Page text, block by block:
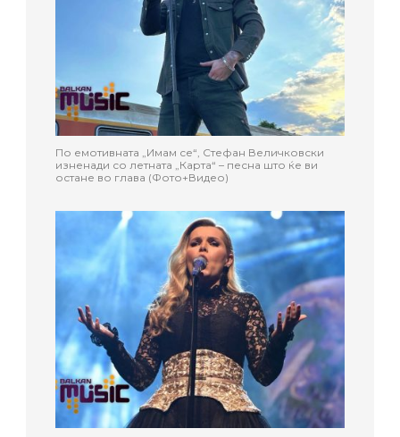
По емотивната „Имам се“, Стефан Величковски
изненади со летната „Карта“ – песна што ќе ви
остане во глава (Фото+Видео)